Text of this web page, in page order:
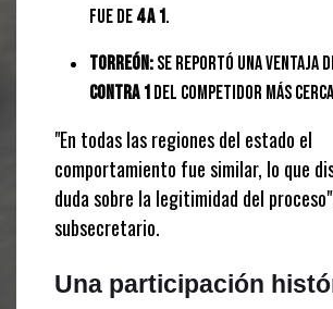
fue de4 a 1.
Torreón:Se reportó una ventaja
contra 1del competidor más
"En todas las regiones del estado el
comportamiento fue similar, lo que
duda sobre la legitimidad del
subsecretario.
Una participación